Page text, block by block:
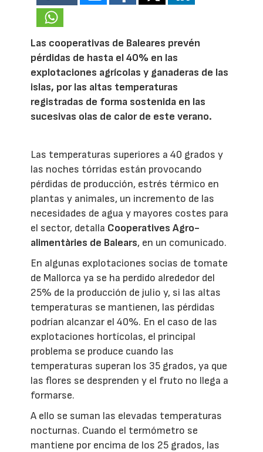
Las cooperativas de Baleares prevén
pérdidas de hasta el 40% en las
explotaciones agrícolas y ganaderas de las
islas, por las altas temperaturas
registradas de forma sostenida en las
sucesivas olas de calor de este verano.
Las temperaturas superiores a 40 grados y
las noches tórridas están provocando
pérdidas de producción, estrés térmico en
plantas y animales, un incremento de las
necesidades de agua y mayores costes para
el sector, detalla Cooperatives Agro-
alimentàries de Balears, en un comunicado.
En algunas explotaciones socias de tomate
de Mallorca ya se ha perdido alrededor del
25% de la producción de julio y, si las altas
temperaturas se mantienen, las pérdidas
podrían alcanzar el 40%. En el caso de las
explotaciones hortícolas, el principal
problema se produce cuando las
temperaturas superan los 35 grados, ya que
las flores se desprenden y el fruto no llega a
formarse.
A ello se suman las elevadas temperaturas
nocturnas. Cuando el termómetro se
mantiene por encima de los 25 grados, las